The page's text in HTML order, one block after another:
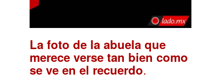
La foto de la abuela que
merece verse tan bien como
se ve en el recuerdo.